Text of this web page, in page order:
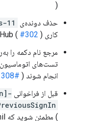
)
حذف دونده‌ی
11
کاری GitHub (
#302 )
مرجع نام دکمه را
تست‌های اتوماسیون
انجام شوند ( #308
قبل از فراخوانی
) مطمئن شوید که